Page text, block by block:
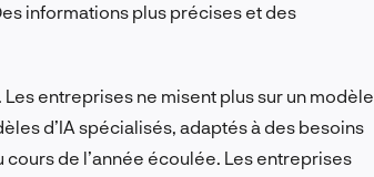
informations plus précises et des
entreprises ne misent plus sur un modèle
d’IA spécialisés, adaptés à des besoins
de l’année écoulée. Les entreprises